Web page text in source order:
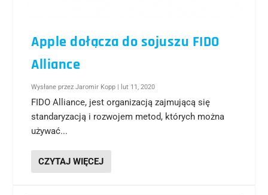
Apple dołącza do sojuszu FIDO
Alliance
Wysłane przezJaromir Kopp lut 11, 2020
FIDO Alliance, jest organizacją zajmującą się
standaryzacją i rozwojem metod, których można
używać...
CZYTAJ WIĘCEJ